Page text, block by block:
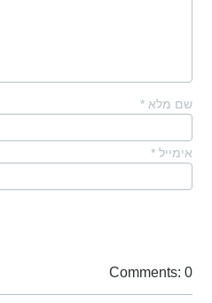
שם מלא *
אימייל *
Comments: 0